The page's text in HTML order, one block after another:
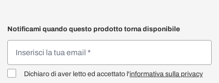
Notificami quando questo prodotto torna disponibile
Dichiaro di aver letto ed accettato l'informativa sulla privacy